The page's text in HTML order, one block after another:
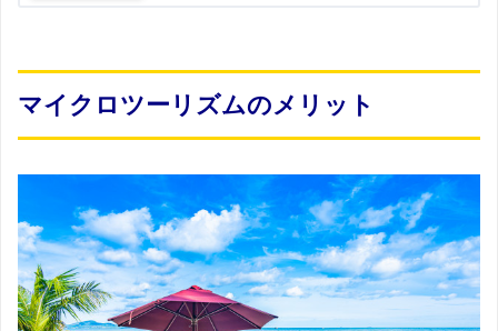
マイクロツーリズムのメリット